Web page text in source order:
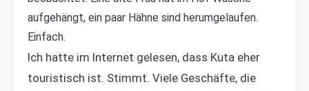
aufgehängt, ein paar Hähne sind herumgelaufen.
Einfach.
Ich hatte im Internet gelesen, dass Kuta eher
touristisch ist. Stimmt. Viele Geschäfte, die